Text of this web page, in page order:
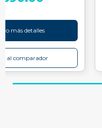
más detalles
al comparador